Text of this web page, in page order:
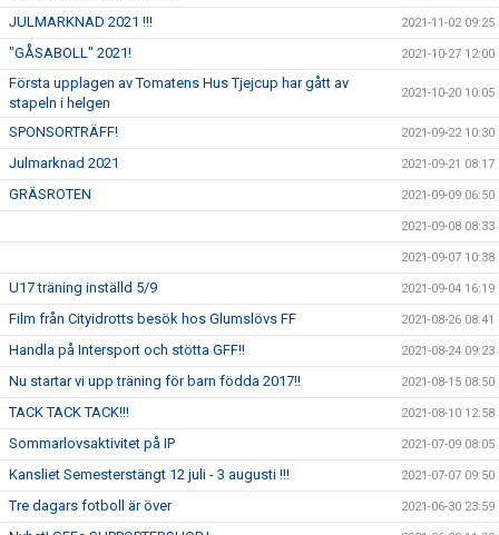
JULMARKNAD 2021 !!! 2021-11-02 09:25
"GÅSABOLL" 2021! 2021-10-27 12:00
Första upplagen av Tomatens Hus Tjejcup har gått av
stapeln i helgen
2021-10-20 10:05
SPONSORTRÄFF! 2021-09-22 10:30
Julmarknad 2021 2021-09-21 08:17
GRÄSROTEN 2021-09-09 06:50
2021-09-08 08:33
2021-09-07 10:38
U17 träning inställd 5/9 2021-09-04 16:19
Film från Cityidrotts besök hos Glumslövs FF 2021-08-26 08:41
Handla på Intersport och stötta GFF!! 2021-08-24 09:23
Nu startar vi upp träning för barn födda 2017!! 2021-08-15 08:50
TACK TACK TACK!!! 2021-08-10 12:58
Sommarlovsaktivitet på IP 2021-07-09 08:05
Kansliet Semesterstängt 12 juli - 3 augusti !!! 2021-07-07 09:50
Tre dagars fotboll är över 2021-06-30 23:59